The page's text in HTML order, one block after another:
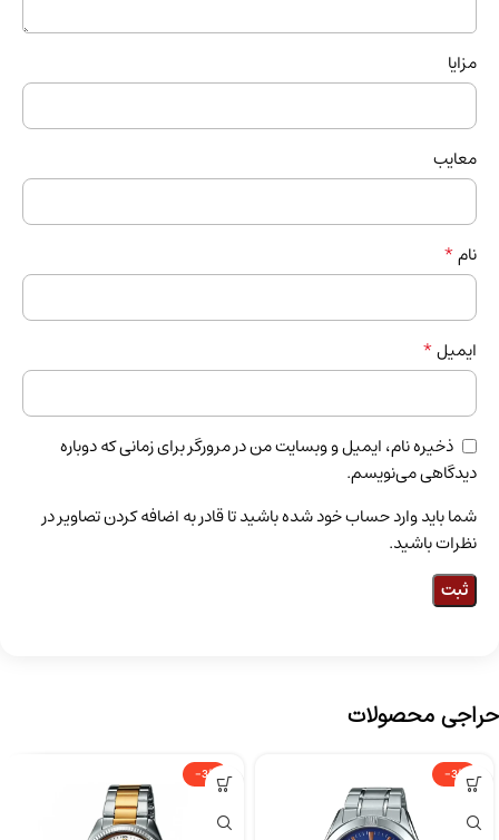
مزایا
معایب
نام*
ایمیل*
ذخیره نام، ایمیل و وبسایت من در مرورگر برای زمانی که دوباره
دیدگاهی می‌نویسم.
شما باید وارد حساب خود شده باشید تا قادر به اضافه کردن تصاویر در
نظرات باشید.
حراجی محصولات
-3%
-3%